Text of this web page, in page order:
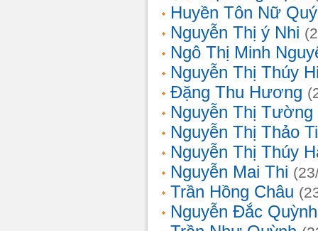
Huyền Tôn Nữ
Nguyễn Thị ý Nhi
Ngô Thị Minh
Nguyễn Thị Thúy
Đặng Thu Hương
Nguyễn Thị Tường
Nguyễn Thị Thảo
Nguyễn Thị Thúy
Nguyễn Mai Thi
Trần Hồng Châu
Nguyễn Đắc